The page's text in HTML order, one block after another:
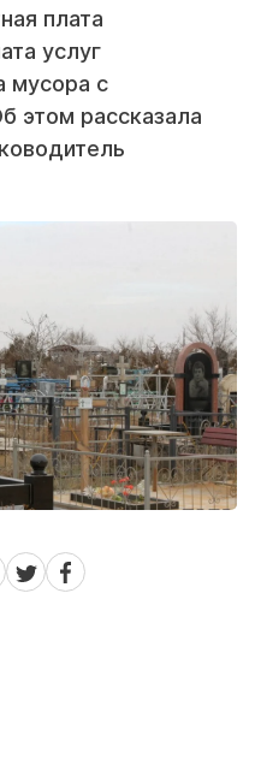
плата
услуг
мусора с
этом рассказала